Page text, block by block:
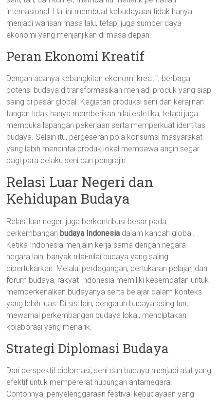
internasional. Hal ini membuat kebudayaan tidak hanya
menjadi warisan masa lalu, tetapi juga sumber daya
ekonomi yang menjanjikan di masa depan.
Peran Ekonomi Kreatif
Dengan adanya kebangkitan ekonomi kreatif, berbagai
potensi budaya ditransformasikan menjadi produk yang siap
saing di pasar global. Kegiatan produksi seni dan kerajinan
tangan tidak hanya memberikan nilai estetika, tetapi juga
membuka lapangan pekerjaan serta memperkuat identitas
budaya. Selain itu, pergeseran pola konsumsi masyarakat
yang lebih mencintai produk lokal membawa angin segar
bagi para pelaku seni dan pengrajin.
Relasi Luar Negeri dan
Kehidupan Budaya
Relasi luar negeri juga berkontribusi besar pada
perkembangan budaya Indonesia dalam kancah global.
Ketika Indonesia menjalin kerja sama dengan negara-
negara lain, banyak nilai-nilai budaya yang saling
dipertukarkan. Melalui perdagangan, pertukaran pelajar, dan
forum budaya, rakyat Indonesia memiliki kesempatan untuk
memperkenalkan budayanya serta belajar dalam konteks
yang lebih luas. Di sisi lain, pengaruh budaya asing turut
mewarnai perkembangan budaya lokal, menciptakan
kolaborasi yang menarik.
Strategi Diplomasi Budaya
Dari perspektif diplomasi, seni dan budaya menjadi alat yang
efektif untuk mempererat hubungan antarnegara.
Contohnya, penyelenggaraan festival kebudayaan yang